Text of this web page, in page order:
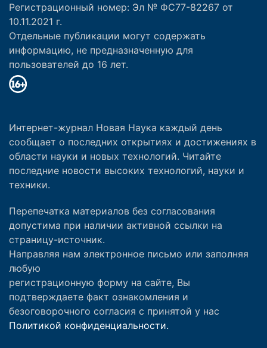
Регистрационный номер: Эл № ФС77-82267 от
10.11.2021 г.
Отдельные публикации могут содержать
информацию, не предназначенную для
пользователей до 16 лет.
Интернет-журнал Новая Наука каждый день
сообщает о последних открытиях и достижениях в
области науки и новых технологий. Читайте
последние новости высоких технологий, науки и
техники.
Перепечатка материалов без согласования
допустима при наличии активной ссылки на
страницу-источник.
Направляя нам электронное письмо или заполняя
любую
регистрационную форму на сайте, Вы
подтверждаете факт ознакомления и
безоговорочного согласия с принятой у нас
Политикой конфиденциальности.